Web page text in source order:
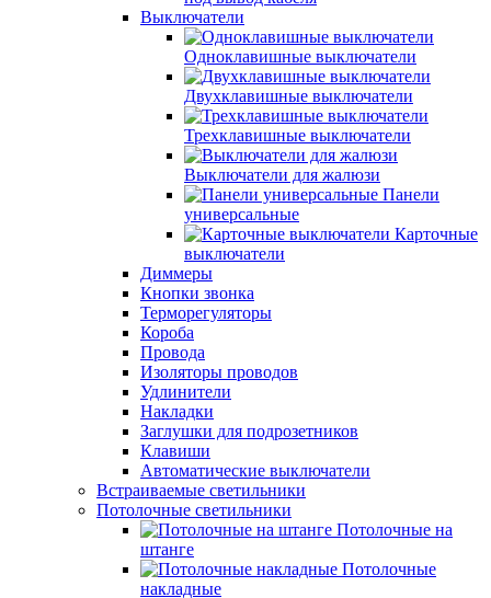
Выключатели
Одноклавишные выключатели
Двухклавишные выключатели
Трехклавишные выключатели
Выключатели для жалюзи
Панели
универсальные
Карточные
выключатели
Диммеры
Кнопки звонка
Терморегуляторы
Короба
Провода
Изоляторы проводов
Удлинители
Накладки
Заглушки для подрозетников
Клавиши
Автоматические выключатели
Встраиваемые светильники
Потолочные светильники
Потолочные на
штанге
Потолочные
накладные